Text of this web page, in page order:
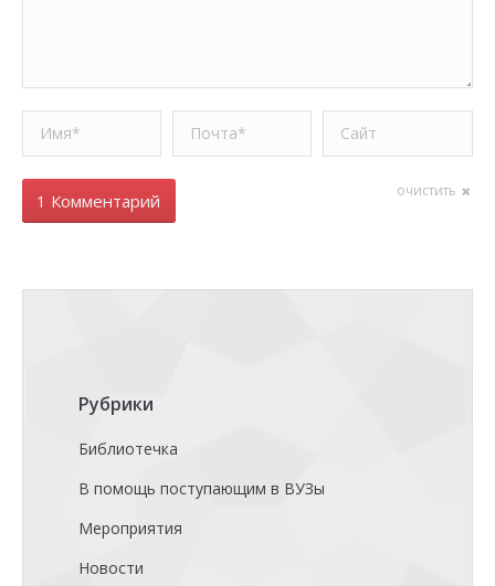
Имя * Почта * Сайт
очистить
1 Комментарий
Рубрики
Библиотечка
В помощь поступающим в ВУЗы
Мероприятия
Новости